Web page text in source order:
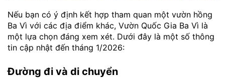
Nếu bạn có ý định kết hợp tham quan một vườn hồng
Ba Vì với các địa điểm khác, Vườn Quốc Gia Ba Vì là
một lựa chọn đáng xem xét. Dưới đây là một số thông
tin cập nhật đến tháng 1/2026:
Đường đi và di chuyển